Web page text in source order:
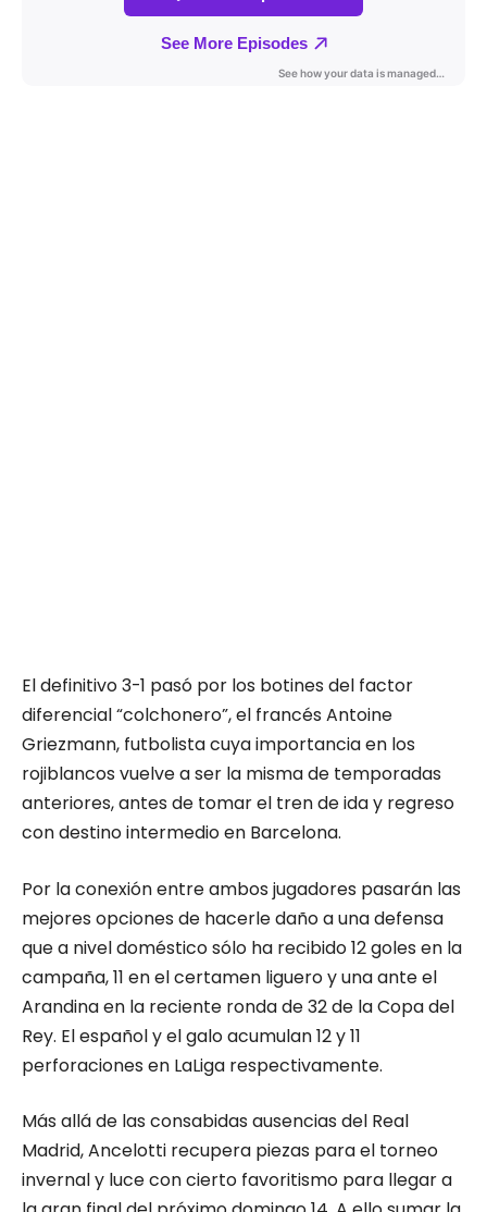
El definitivo 3-1 pasó por los botines del factor
diferencial “colchonero”, el francés Antoine
Griezmann, futbolista cuya importancia en los
rojiblancos vuelve a ser la misma de temporadas
anteriores, antes de tomar el tren de ida y regreso
con destino intermedio en Barcelona.
Por la conexión entre ambos jugadores pasarán las
mejores opciones de hacerle daño a una defensa
que a nivel doméstico sólo ha recibido 12 goles en la
campaña, 11 en el certamen liguero y una ante el
Arandina en la reciente ronda de 32 de la Copa del
Rey. El español y el galo acumulan 12 y 11
perforaciones en LaLiga respectivamente.
Más allá de las consabidas ausencias del Real
Madrid, Ancelotti recupera piezas para el torneo
invernal y luce con cierto favoritismo para llegar a